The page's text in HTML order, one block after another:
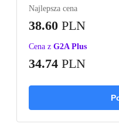
Najlepsza cena
38.60 PLN
Cena z G2A Plus
34.74 PLN